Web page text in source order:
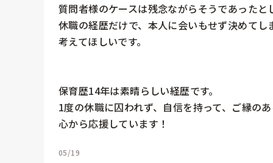
質問者様のケースは残念ながらそうであった
休職の経歴だけで、本人に会いもせず決めて
考えてほしいです。
保育歴14年は素晴らしい経歴です。
1度の休職に囚われず、自信を持って、ご縁の
心から応援しています！
05/19